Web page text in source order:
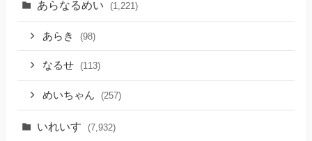
あらなるめい (1,221)
あらき (98)
なるせ (113)
めいちゃん (257)
いれいす (7,932)